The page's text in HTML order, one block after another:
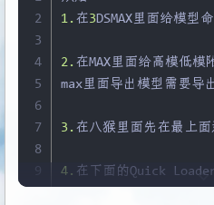
31
32
33
34
35
36
37
加选	ctrl
反向	shift
反选	ctrl + i
2
3
4
5
6
7
8
9
10
1. 在3DSMAX里面给模
2. 在MAX里面给高模低
max里面导出模型需要
3. 在八猴里面先在最上面
4. 在下面的Quick